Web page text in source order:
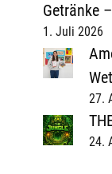
Getränke
1. Juli 2026
27.
24.